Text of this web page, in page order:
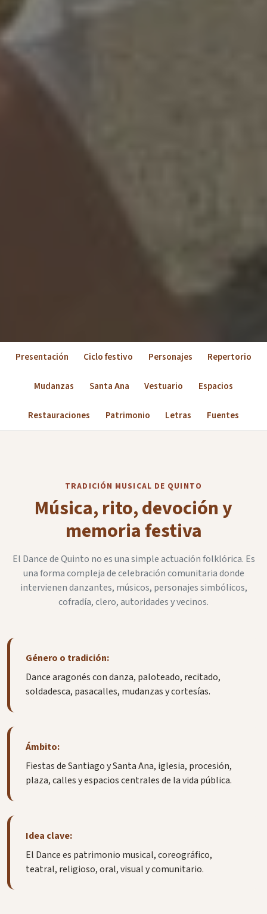
Presentación Ciclo festivo Personajes Repertorio
Mudanzas Santa Ana Vestuario Espacios
Restauraciones Patrimonio Letras Fuentes
TRADICIÓN MUSICAL DE QUINTO
Música, rito, devoción y
memoria festiva
El Dance de Quinto no es una simple actuación folklórica. Es
una forma compleja de celebración comunitaria donde
intervienen danzantes, músicos, personajes simbólicos,
cofradía, clero, autoridades y vecinos.
Género o tradición:
Dance aragonés con danza, paloteado, recitado,
soldadesca, pasacalles, mudanzas y cortesías.
Ámbito:
Fiestas de Santiago y Santa Ana, iglesia, procesión,
plaza, calles y espacios centrales de la vida pública.
Idea clave:
El Dance es patrimonio musical, coreográfico,
teatral, religioso, oral, visual y comunitario.